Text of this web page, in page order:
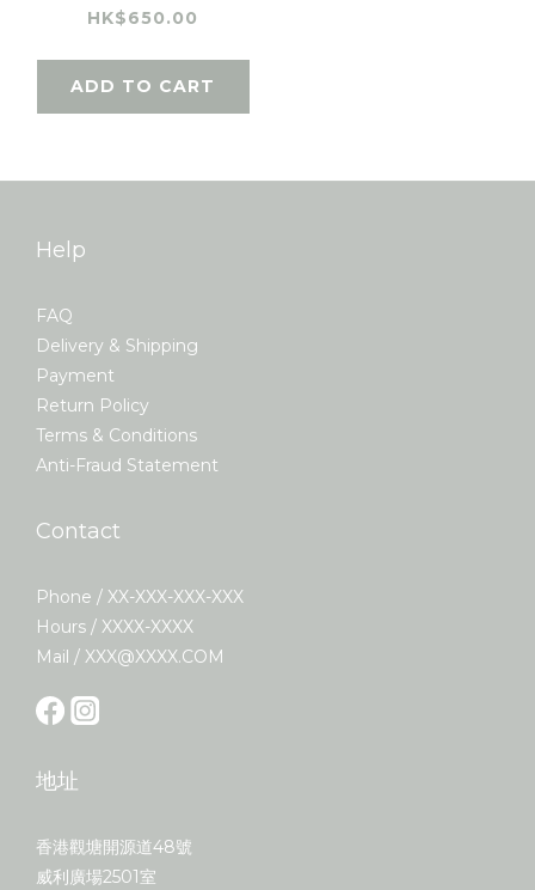
2020》黑膠唱片 &
HK$650.00
ADD TO CART
Help
FAQ
Delivery & Shipping
Payment
Return Policy
Terms & Conditions
Anti-Fraud Statement
Contact
Phone / XX-XXX-XXX-XXX
Hours / XXXX-XXXX
Mail / XXX@XXXX.COM
地址
香港觀塘開源道48號
威利廣場2501室